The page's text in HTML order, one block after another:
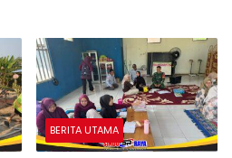
BERITA UTAMA